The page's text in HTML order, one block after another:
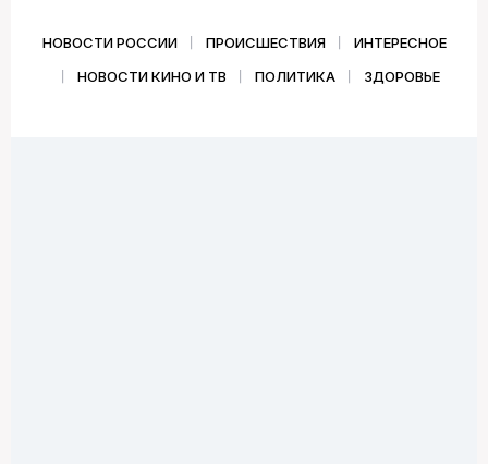
НОВОСТИ РОССИИ ПРОИСШЕСТВИЯ
ИНТЕРЕСНОЕ
НОВОСТИ КИНО И ТВ
ПОЛИТИКА ЗДОРОВЬЕ